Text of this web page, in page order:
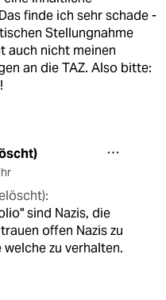
finde ich sehr schade -
Stellungnahme
auch nicht meinen
an die TAZ. Also bitte:
sind Nazis, die
offen Nazis zu
zu verhalten.